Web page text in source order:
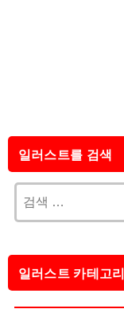
일러스트를 검색
일러스트 카테고리